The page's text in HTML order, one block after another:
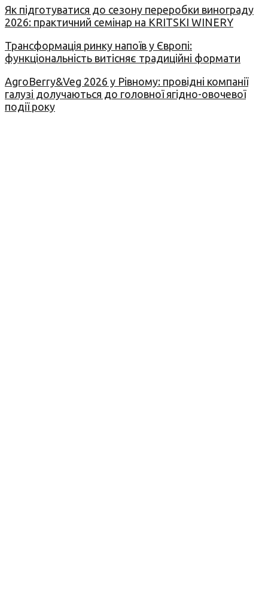
Як підготуватися до сезону переробки винограду
2026: практичний семінар на KRITSKI WINERY
Трансформація ринку напоїв у Європі:
функціональність витісняє традиційні формати
AgroBerry&Veg 2026 у Рівному: провідні компанії
галузі долучаються до головної ягідно-овочевої
події року